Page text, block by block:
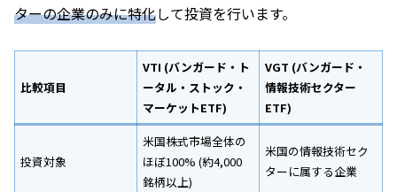
ターの企業のみに特化して投資を行います。
比較項目
VTI (バンガード・ト
ータル・ストック・
マーケットETF)
VGT (バンガード・
情報技術セクター
ETF)
投資対象
米国株式市場全体の
ほぼ100% (約4,000
銘柄以上)
米国の情報技術セク
ターに属する企業